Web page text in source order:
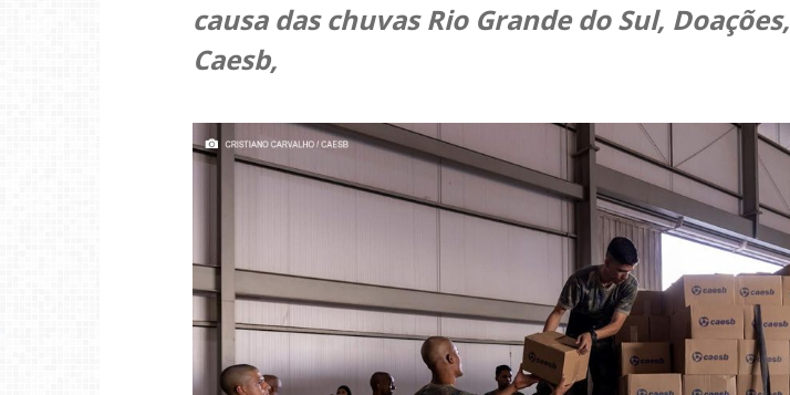
causa das chuvas Rio Grande do Sul, Doações,
Caesb,